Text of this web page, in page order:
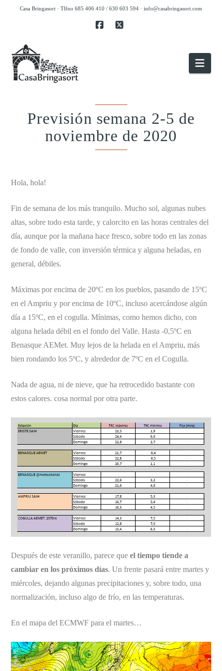
Casa Bringasort · Tlfno 685 406 410 / 630 603 594 · info@casabringasort.com
Previsión semana 2-5 de
noviembre de 2020
Hola, hola!
Fin de semana de los más tranquilo. Mucho sol, algunas nubes
altas, sobre todo esta tarde, y calorcito en las horas centrales del
día, aunque por la mañana hace fresco, sobre todo en las zonas
de fondo de valle, con inversión térmica y alguna heladas, en
general, débiles.
Máximas por encima de 20ºC en los pueblos, pasando de 15ºC
en el Ampriu y por encima de 10ºC, incluso acercándose algún
día a 15ºC, en el cogulla. Mínimas, como hemos dicho, con
alguna helada débil en el fondo del Valle. Hasta -0,5ºC en
Benasque AEMet. Muy lejos de la helada en el Ampriu, más
bien rondando los 5ºC, y alrededor de 7ºC en el Cogulla.
Nada de agua, ni de nieve, que ha retrocedido bastante con
estos calores. cosa normal por otra parte.
Después de este veranillo, parece queel tiempo tiende a
cambiar en los próximos días. Un frente pasará entre martes y
miércoles, dejando algunas precipitaciones y, sobre todo, una
normalización, incluso algo de frío, en las temperaturas.
En el mapa del ECMWF para el martes…